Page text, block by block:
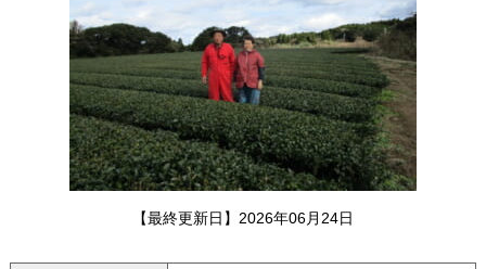
【最終更新日】2026年06月24日